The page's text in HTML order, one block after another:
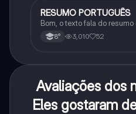
Português
RESUMO PORTUGUÊS
Bom, o texto fala do
8° 3,010 52
Avaliações dos
Eles gostaram